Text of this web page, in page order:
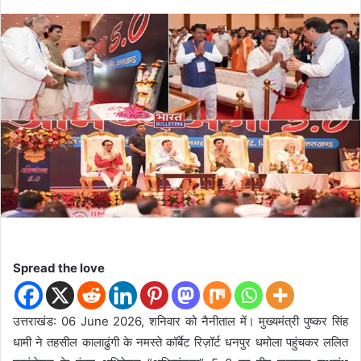
n
d
a
n
e
m
a
i
l
Spread the love
उत्तराखंड: 06 June 2026, शनिवार को नैनीताल में। मुख्यमंत्री पुष्कर सिंह
धामी ने तहसील कालाढुंगी के नमस्ते कॉर्बेट रिज़ॉर्ट धनपुर धमोला पहुंचकर ललित